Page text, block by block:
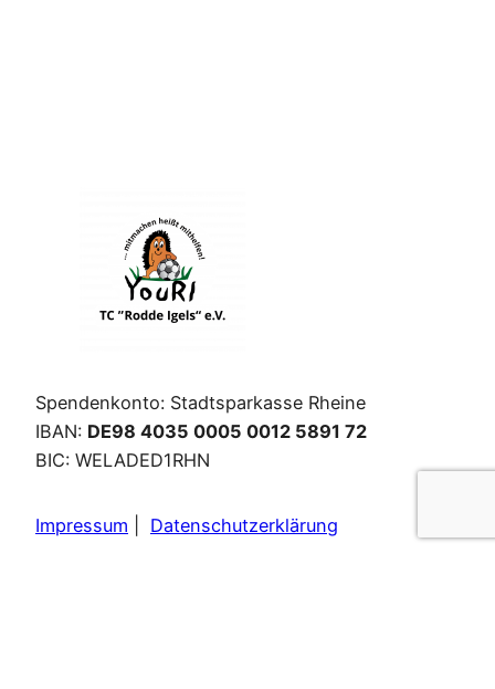
Spendenkonto: Stadtsparkasse Rheine
IBAN: DE98 4035 0005 0012 5891 72
BIC: WELADED1RHN
Impressum Datenschutzerklärung